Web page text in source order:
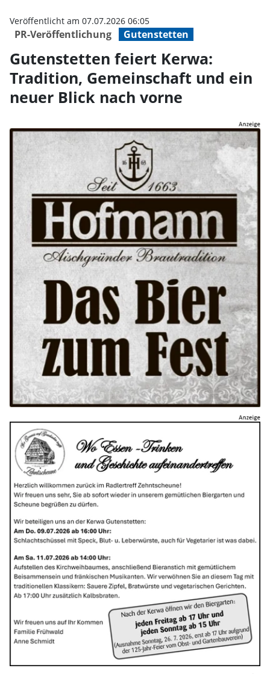
PR-Veröffentlichung Gutenstetten
Veröffentlicht am 07.07.2026 06:05
Gutenstetten feiert Kerwa:
Tradition, Gemeinschaft und ein
neuer Blick nach vorne